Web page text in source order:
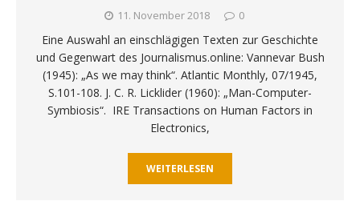
11. November 2018 0
Eine Auswahl an einschlägigen Texten zur Geschichte
und Gegenwart des Journalismus.online: Vannevar Bush
(1945): „As we may think“. Atlantic Monthly, 07/1945,
S.101-108. J. C. R. Licklider (1960): „Man-Computer-
Symbiosis“. IRE Transactions on Human Factors in
Electronics,
WEITERLESEN